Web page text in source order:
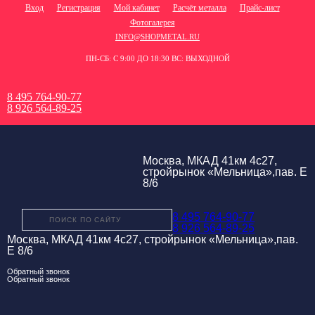
Вход Регистрация Мой кабинет Расчёт металла
Прайс-лист
Фотогалерея
INFO@SHOPMETAL.RU
ПН-СБ: С 9:00 ДО 18:30 ВС: ВЫХОДНОЙ
8 495 764-90-77
8 926 564-89-25
Москва, МКАД 41км 4с27,
стройрынок «Мельница»,пав. Е
8/6
8 495 764-90-77
8 926 564-89-25
Москва, МКАД 41км 4с27, стройрынок «Мельница»,пав.
Е 8/6
Обратный звонок
Обратный звонок